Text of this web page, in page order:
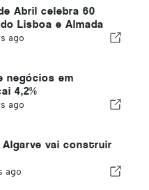
Abril celebra 60
Lisboa e Almada
ago
negócios em
4,2%
ago
Algarve vai construir
ago